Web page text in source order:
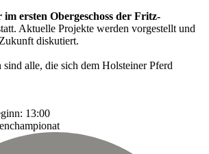
ersten Obergeschoss der Fritz-
Aktuelle Projekte werden vorgestellt und
diskutiert.
alle, die sich dem Holsteiner Pferd
13:00